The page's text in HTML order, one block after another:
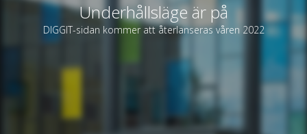
Underhållsläge är på
DIGGIT-sidan kommer att återlanseras våren 2022